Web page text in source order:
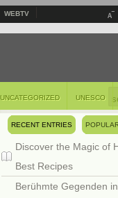
WEBTV
UNCATEGORIZED UNESCO
RECENT ENTRIES
Discover the Magic of
Best Recipes
Berühmte Gegenden